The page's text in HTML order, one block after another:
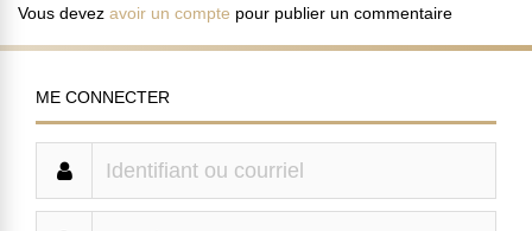
Vous devez avoir un compte pour publier un commentaire
ME CONNECTER